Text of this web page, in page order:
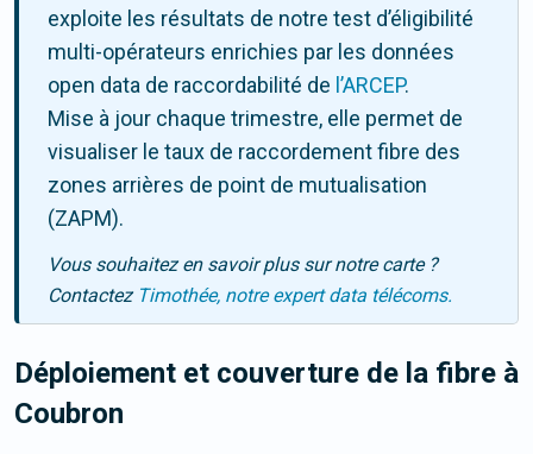
exploite les résultats de notre test d’éligibilité
multi-opérateurs enrichies par les données
open data de raccordabilité de l’ARCEP.
Mise à jour chaque trimestre, elle permet de
visualiser le taux de raccordement fibre des
zones arrières de point de mutualisation
(ZAPM).
Vous souhaitez en savoir plus sur notre carte ?
Contactez Timothée, notre expert data télécoms.
Déploiement et couverture de la fibre à
Coubron